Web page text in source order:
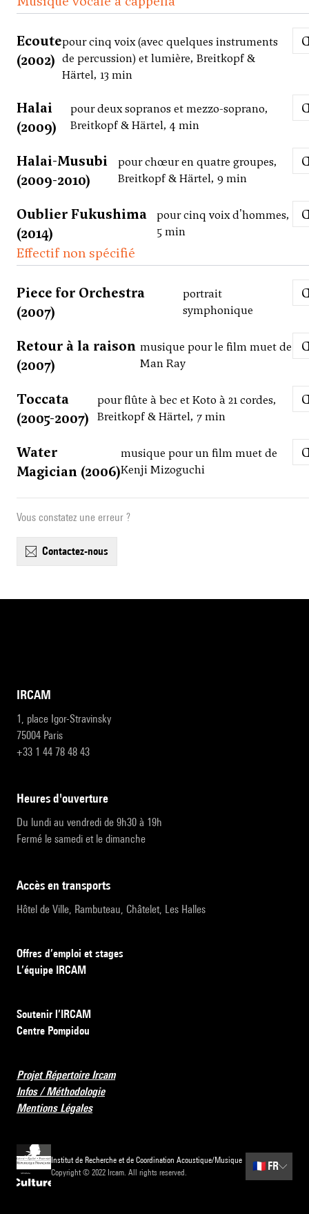
Ecoute
(2002)
pour cinq voix (avec quelques instruments
de percussion) et lumière, Breitkopf &
Härtel, 13 min
Halai
(2009)
pour deux sopranos et mezzo-soprano,
Breitkopf & Härtel, 4 min
Halai-Musubi
(2009-2010)
pour chœur en quatre groupes,
Breitkopf & Härtel, 9 min
Oublier Fukushima
(2014)
pour cinq voix d'hommes,
5 min
Effectif non spécifié
Piece for Orchestra
(2007)
portrait
symphonique
Retour à la raison
(2007)
musique pour le film muet de
Man Ray
Toccata
(2005-2007)
pour flûte à bec et Koto à 21 cordes,
Breitkopf & Härtel, 7 min
Water
Magician (2006)
musique pour un film muet de
Kenji Mizoguchi
Vous constatez une erreur ?
contactez-nous
IRCAM
1, place Igor-Stravinsky
75004 Paris
+33 1 44 78 48 43
heures d'ouverture
Du lundi au vendredi de 9h30 à 19h
Fermé le samedi et le dimanche
accès en transports
Hôtel de Ville, Rambuteau, Châtelet, Les Halles
Offres d’emploi et stages
L’équipe IRCAM
Soutenir l’IRCAM
Centre Pompidou
Projet Répertoire Ircam
Infos / Méthodologie
Mentions Légales
Institut de Recherche et de Coordination Acoustique/Musique
Copyright © 2022 Ircam. All rights reserved.
🇫🇷 FR